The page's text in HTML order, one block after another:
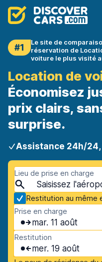
#1
Le site de
réservation de
voiture le plus visité
Location de
Économisez
prix clairs,
surprise.
Assistance 24h/
Lieu de prise en charge
Restitution au même
Prise en charge
mar. 11 août
Restitution
mer. 19 août